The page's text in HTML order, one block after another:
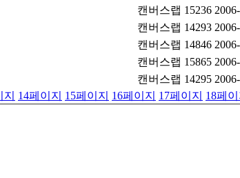
캔버스랩 15236
캔버스랩 14293
캔버스랩 14846
캔버스랩 15865
캔버스랩 14295
14페이지 15페이지 16페이지 17페이지 18페이